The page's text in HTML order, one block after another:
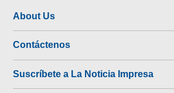
About Us
Contáctenos
Suscríbete a La Noticia Impresa